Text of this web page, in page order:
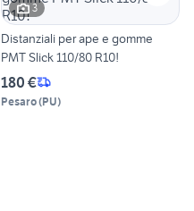
3
Distanziali per ape e gomme
PMT Slick 110/80 R10!
180 €
Pesaro(PU)